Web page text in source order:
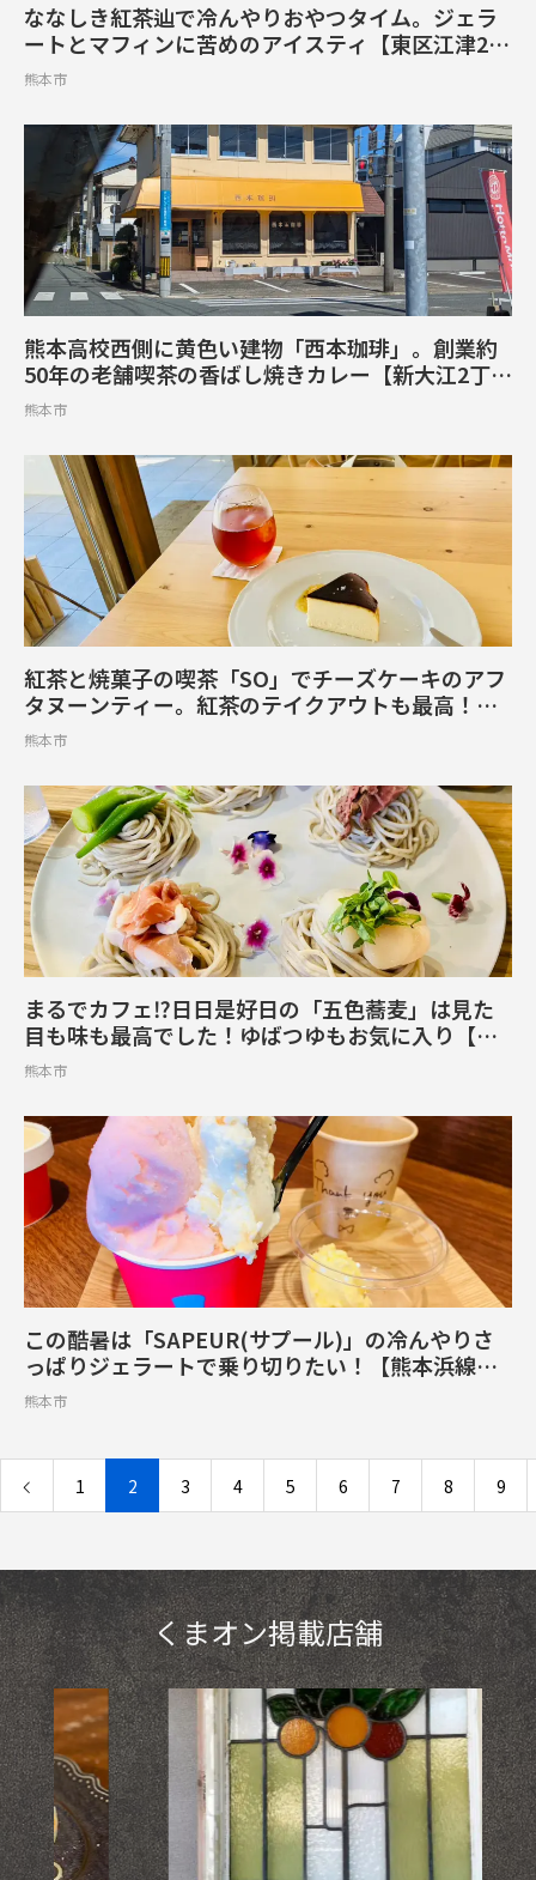
ななしき紅茶辿で冷んやりおやつタイム。ジェラ
ートとマフィンに苦めのアイスティ【東区江津2丁
目】
熊本市
熊本高校西側に黄色い建物「西本珈琲」。創業約
50年の老舗喫茶の香ばし焼きカレー【新大江2丁
目】
熊本市
紅茶と焼菓子の喫茶「SO」でチーズケーキのアフ
タヌーンティー。紅茶のテイクアウトも最高！
【中央区細工町】
熊本市
まるでカフェ⁉日日是好日の「五色蕎麦」は見た
目も味も最高でした！ゆばつゆもお気に入り【中
央区米屋町】
熊本市
この酷暑は「SAPEUR(サプール)」の冷んやりさ
っぱりジェラートで乗り切りたい！【熊本浜線バ
イパス】
熊本市
1 2 3 4 5 6 7 8 9
くまオン掲載店舗